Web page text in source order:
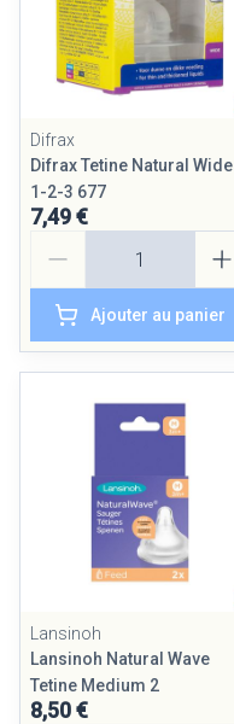
Difrax
Difrax Tetine Natural Wide
1-2-3 677
7,49 €
Ajouter au panier
Lansinoh
Lansinoh Natural Wave
Tetine Medium 2
8,50 €